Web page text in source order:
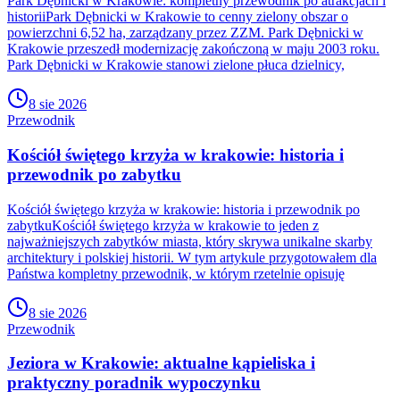
historiiPark Dębnicki w Krakowie to cenny zielony obszar o
powierzchni 6,52 ha, zarządzany przez ZZM. Park Dębnicki w
Krakowie przeszedł modernizację zakończoną w maju 2003 roku.
Park Dębnicki w Krakowie stanowi zielone płuca dzielnicy,
8 sie 2026
Przewodnik
Kościół świętego krzyża w krakowie: historia i
przewodnik po zabytku
Kościół świętego krzyża w krakowie: historia i przewodnik po
zabytkuKościół świętego krzyża w krakowie to jeden z
najważniejszych zabytków miasta, który skrywa unikalne skarby
architektury i polskiej historii. W tym artykule przygotowałem dla
Państwa kompletny przewodnik, w którym rzetelnie opisuję
8 sie 2026
Przewodnik
Jeziora w Krakowie: aktualne kąpieliska i
praktyczny poradnik wypoczynku